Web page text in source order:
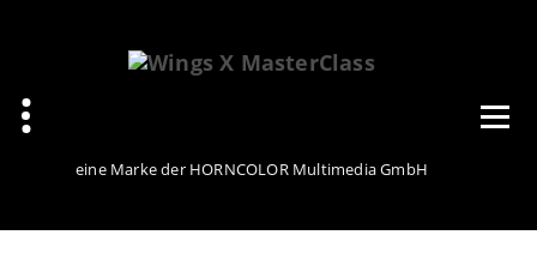
eine Marke der HORNCOLOR Multimedia GmbH